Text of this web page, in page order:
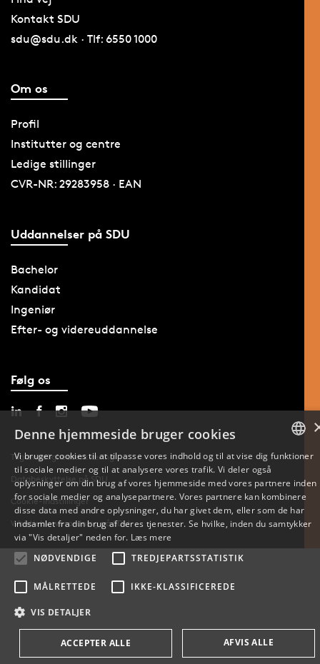
Kontakt SDU
sdu@sdu.dk · Tlf: 6550 1000
Om os
Profil
Institutter og centre
Ledige stillinger
CVR-NR: 29283958 · EAN
Uddannelser på SDU
Bachelor
Kandidat
Ingeniør
Efter- og videreuddannelse
Følg os
Tilgængelighedserklæring
Databeskyttelse på SDU
Cookie-indstillinger
Whistleblowerordning på SDU
ENGLISH
Denne hjemmeside bruger cookies
Vi bruger cookies til at tilpasse vores indhold og til at vise dig funktioner
til sociale medier og til at analysere vores trafik. Vi deler også
oplysninger om din brug af vores hjemmeside med vores partnere inden
for sociale medier og analysepartnere. Vores partnere kan kombinere
disse data med andre oplysninger, du har givet dem, eller som de har
indsamlet fra din brug af deres tjenester. Se hvilke, inden du samtykker
via "Vis detaljer" neden for. Læs mere
NØDVENDIGE
TREDJEPARTSSTATISTIK
MÅLRETTEDE IKKE-KLASSIFICEREDE
VIS DETALJER
ACCEPTER ALLE AFVIS ALLE